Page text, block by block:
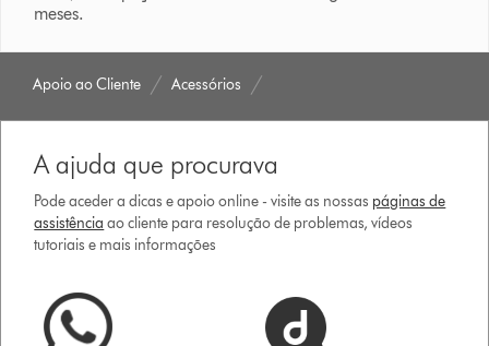
meses.
Apoio ao Cliente Acessórios
A ajuda que procurava
Pode aceder a dicas e apoio online - visite as nossas páginas de
assistência ao cliente para resolução de problemas, vídeos
tutoriais e mais informações